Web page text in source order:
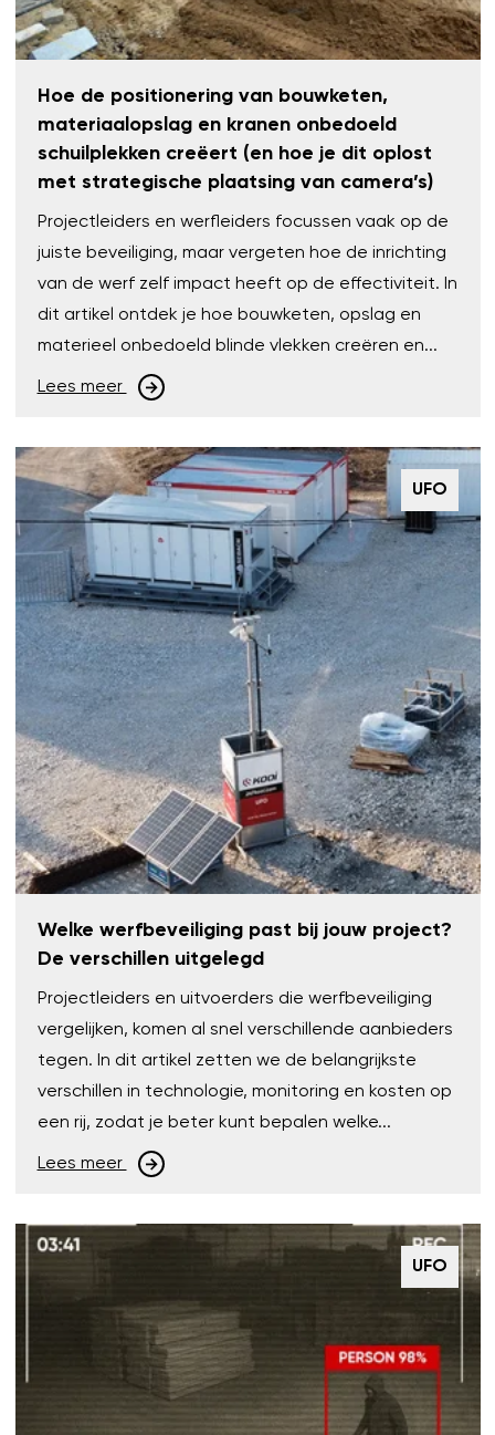
Hoe de positionering van bouwketen,
materiaalopslag en kranen onbedoeld
schuilplekken creëert (en hoe je dit oplost
met strategische plaatsing van camera’s)
Projectleiders en werfleiders focussen vaak op de
juiste beveiliging, maar vergeten hoe de inrichting
van de werf zelf impact heeft op de effectiviteit. In
dit artikel ontdek je hoe bouwketen, opslag en
materieel onbedoeld blinde vlekken creëren en...
Lees meer
UFO
Welke werfbeveiliging past bij jouw project?
De verschillen uitgelegd
Projectleiders en uitvoerders die werfbeveiliging
vergelijken, komen al snel verschillende aanbieders
tegen. In dit artikel zetten we de belangrijkste
verschillen in technologie, monitoring en kosten op
een rij, zodat je beter kunt bepalen welke...
Lees meer
UFO